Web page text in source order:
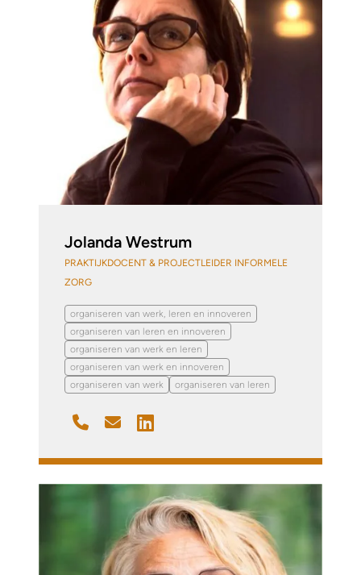
Jolanda Westrum
PRAKTIJKDOCENT & PROJECTLEIDER INFORMELE
ZORG
organiseren van werk, leren en innoveren
organiseren van leren en innoveren
organiseren van werk en leren
organiseren van werk en innoveren
organiseren van werk
organiseren van leren